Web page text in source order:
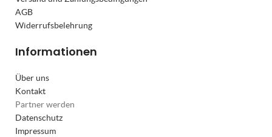
AGB
Widerrufsbelehrung
Informationen
Über uns
Kontakt
Partner werden
Datenschutz
Impressum